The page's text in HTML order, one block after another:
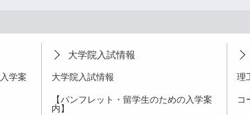
学案
大学院入試情報
大学院入試情報
【パンフレット・留学生のための入学案
内】
理
コ